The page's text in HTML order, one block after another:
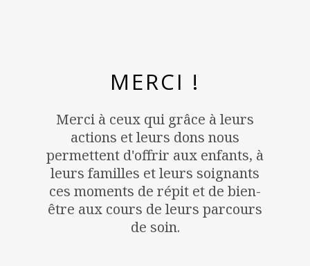
MERCI !
Merci à ceux qui grâce à leurs
actions et leurs dons nous
permettent d'offrir aux enfants, à
leurs familles et leurs soignants
ces moments de répit et de bien-
être aux cours de leurs parcours
de soin.